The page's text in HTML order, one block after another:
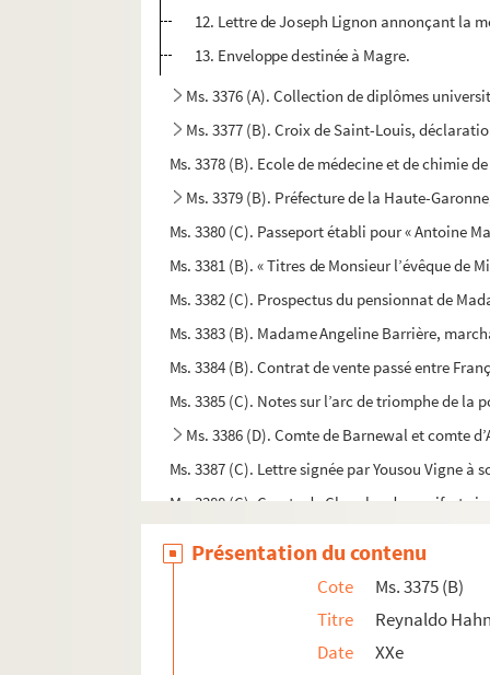
12. Lettre de Joseph Lignon annonçant la
13. Enveloppe destinée à Magre.
Ms. 3376 (A). Collection de diplômes
Ms. 3377 (B). Croix de Saint-Louis,
Ms. 3378 (B). Ecole de médecine et de chimie
Ms. 3379 (B). Préfecture de la Haute-
Ms. 3380 (C). Passeport établi pour « Antoine
Ms. 3381 (B). « Titres de Monsieur l’évêque
Ms. 3382 (C). Prospectus du pensionnat de
Ms. 3383 (B). Madame Angeline Barrière,
Ms. 3384 (B). Contrat de vente passé entre
Ms. 3385 (C). Notes sur l’arc de triomphe de la
Ms. 3386 (D). Comte de Barnewal et comte
Ms. 3387 (C). Lettre signée par Yousou Vigne à
Ms. 3388 (C). Comte de Chambord. manifeste
Ms. 3390 (C). Révolution, abdications
Présentation du contenu
Cote
Ms. 3375 (B)
Titre
Reynaldo
Date
XXe